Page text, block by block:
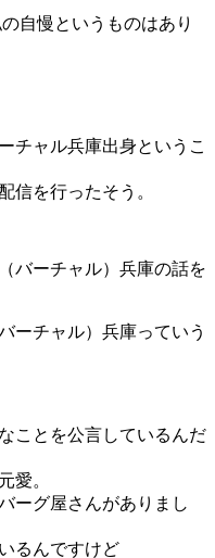
自慢というものはあり
チャル兵庫出身というこ
信を行ったそう。
ーチャル）兵庫の話を
チャル）兵庫っていう
とを公言しているんだ
。
屋さんがありまし
んですけど